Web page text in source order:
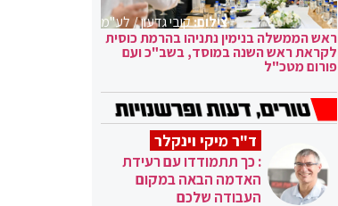
צילום:קובי גדעון / לע"מ
ראש הממשלה בנימין נתניהו בהרמת כוסית
לקראת ראש השנה במוסד, בשב"כ ועם
פורום מטכ"ל
ד"ר מיקי וינקלר
: כך תתמודדו עם רעידת
האדמה הבאה במקום
העבודה שלכם